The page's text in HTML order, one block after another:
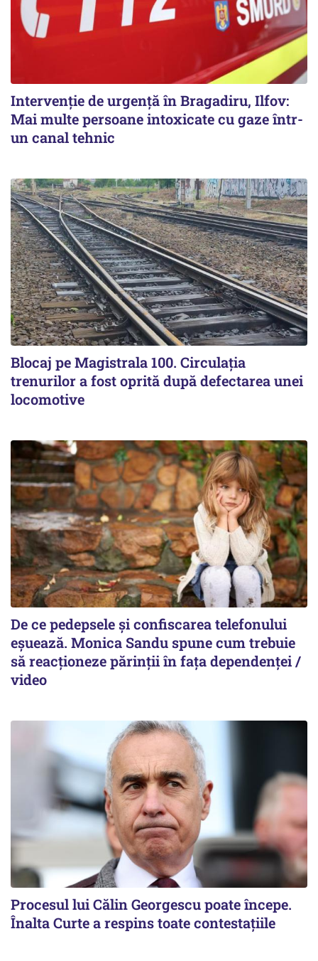
Intervenție de urgență în Bragadiru, Ilfov:
Mai multe persoane intoxicate cu gaze într-
un canal tehnic
Blocaj pe Magistrala 100. Circulația
trenurilor a fost oprită după defectarea unei
locomotive
De ce pedepsele și confiscarea telefonului
eșuează. Monica Sandu spune cum trebuie
să reacționeze părinții în fața dependenței /
video
Procesul lui Călin Georgescu poate începe.
Înalta Curte a respins toate contestațiile